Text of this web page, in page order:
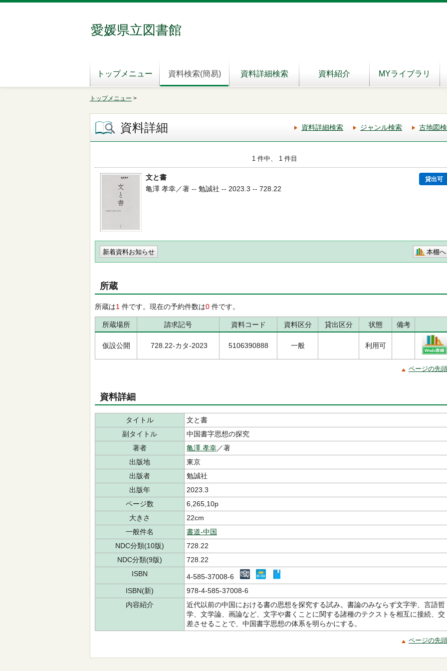
愛媛県立図書館
トップメニュー 資料検索(簡易) 資料詳細検索 資料紹介 MYライブラリ
トップメニュー >
資料詳細 資料詳細検索 ジャンル検索 古地図
1 件中、 1 件目
文と書 貸出可
亀澤 孝幸／著 -- 勉誠社 -- 2023.3 -- 728.22
新着資料お知らせ 本棚へ
所蔵
所蔵は1 件です。現在の予約件数は0 件です。
所蔵場所 請求記号 資料コード 資料区分 貸出区分 状態 備考
仮設公開 728.22-カタ-2023 5106390888 一般 利用可
ページの先
資料詳細
タイトル
文と書
副タイトル
中国書字思想の探究
著者
亀澤 孝幸／著
出版地
東京
出版者
勉誠社
出版年
2023.3
ページ数
6,265,10p
大きさ
22cm
一般件名
書道-中国
NDC分類(10版)
728.22
NDC分類(9版)
728.22
ISBN
4-585-37008-6
ISBN(新)
978-4-585-37008-6
内容紹介
近代以前の中国における書の思想を探究する試み。書論のみならず文字学、言語哲
学、文学論、画論など、文字や書くことに関する諸種のテクストを相互に接続、交
差させることで、中国書字思想の体系を明らかにする。
ページの先